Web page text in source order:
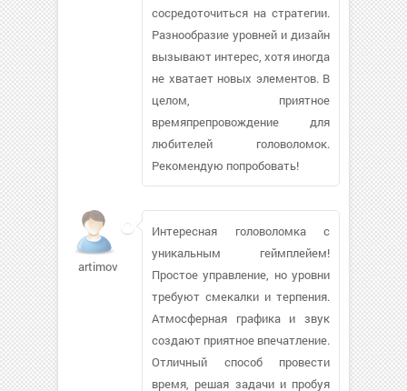
сосредоточиться на стратегии.
Разнообразие уровней и дизайн
вызывают интерес, хотя иногда
не хватает новых элементов. В
целом, приятное
времяпрепровождение для
любителей головоломок.
Рекомендую попробовать!
artimovica
Интересная головоломка с
уникальным геймплейем!
Простое управление, но уровни
требуют смекалки и терпения.
Атмосферная графика и звук
создают приятное впечатление.
Отличный способ провести
время, решая задачи и пробуя